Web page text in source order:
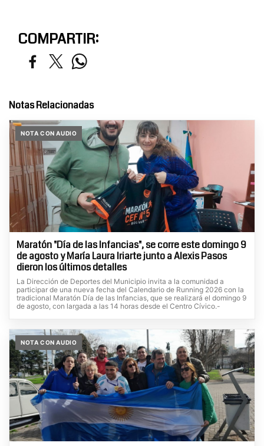
COMPARTIR:
Notas Relacionadas
NOTA CON AUDIO
Maratón "Día de las Infancias", se corre este domingo 9
de agosto y María Laura Iriarte junto a Alexis Pasos
dieron los últimos detalles
La Dirección de Deportes del Municipio invita a la comunidad a
participar de una nueva fecha del Calendario de Running 2026 con la
tradicional Maratón Día de las Infancias, que se realizará el domingo 9
de agosto, con largada a las 14 horas desde el Centro Cívico.-
NOTA CON AUDIO